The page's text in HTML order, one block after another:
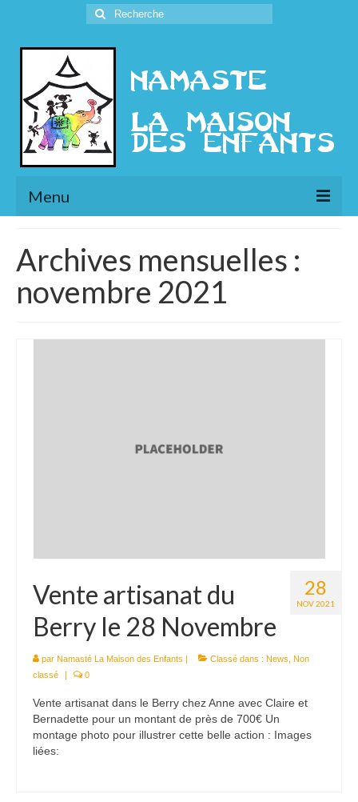
Rechercher
:
Menu
Présentation
l’Ethique
Historique
Archives mensuelles :
novembre 2021
28
NOV 2021
Vente artisanat du
Berry le 28 Novembre
par Namasté La Maison des Enfants | Classé dans : News Non
classé
| 0
Vente artisanat dans le Berry chez Anne avec Claire et
Bernadette pour un montant de près de 700€ Un
montage photo pour illustrer cette belle action : Images
liées: